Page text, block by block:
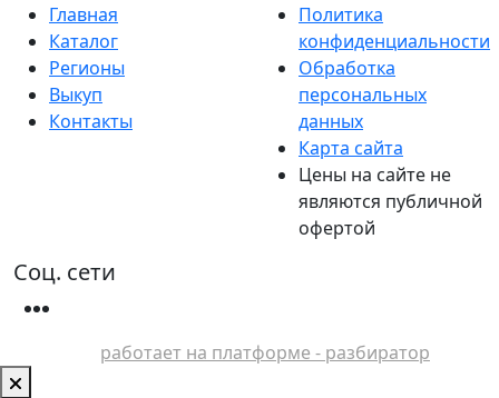
Главная
Каталог
Регионы
Выкуп
Контакты
Политика
конфиденциальности
Обработка
персональных
данных
Карта сайта
Цены на сайте не
являются публичной
офертой
Соц. сети
работает на платформе - разбиратор